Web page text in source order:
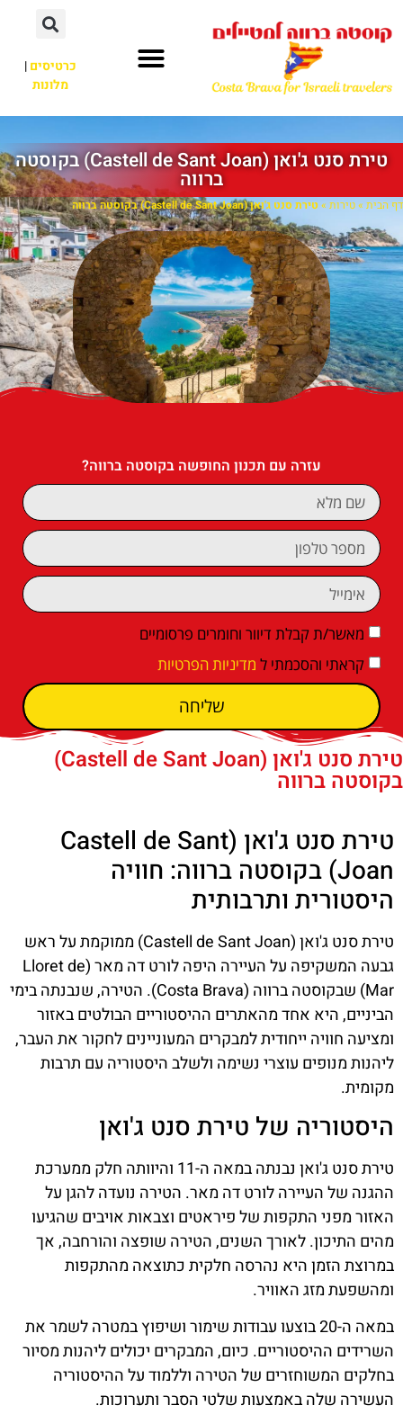
כרטיסים|
מלונות
טירת סנט ג'ואן (Castell de Sant Joan) בקוסטה
ברווה
דף הבית »טירות » טירת סנט ג'ואן (Castell de Sant Joan) בקוסטה ברווה
עזרה עם תכנון החופשה בקוסטה ברווה?
מאשר/ת קבלת דיוור וחומרים פרסומיים
קראתי והסכמתי ל מדיניות הפרטיות
שליחה
טירת סנט ג'ואן (Castell de Sant Joan)
בקוסטה ברווה
טירת סנט ג'ואן (Castell de Sant
Joan) בקוסטה ברווה: חוויה
היסטורית ותרבותית
טירת סנט ג'ואן (Castell de Sant Joan) ממוקמת על ראש
גבעה המשקיפה על העיירה היפה לורט דה מאר (Lloret de
Mar) שבקוסטה ברווה (Costa Brava). הטירה, שנבנתה בימי
הביניים, היא אחד מהאתרים ההיסטוריים הבולטים באזור
ומציעה חוויה ייחודית למבקרים המעוניינים לחקור את העבר,
ליהנות מנופים עוצרי נשימה ולשלב היסטוריה עם תרבות
מקומית.
היסטוריה של טירת סנט ג'ואן
טירת סנט ג'ואן נבנתה במאה ה-11 והיוותה חלק ממערכת
ההגנה של העיירה לורט דה מאר. הטירה נועדה להגן על
האזור מפני התקפות של פיראטים וצבאות אויבים שהגיעו
מהים התיכון. לאורך השנים, הטירה שופצה והורחבה, אך
במרוצת הזמן היא נהרסה חלקית כתוצאה מהתקפות
ומהשפעת מזג האוויר.
במאה ה-20 בוצעו עבודות שימור ושיפוץ במטרה לשמר את
השרידים ההיסטוריים. כיום, המבקרים יכולים ליהנות מסיור
בחלקים המשוחזרים של הטירה וללמוד על ההיסטוריה
העשירה שלה באמצעות שלטי הסבר ותערוכות.